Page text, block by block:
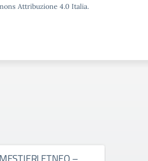
Attribuzione 4.0 Italia.